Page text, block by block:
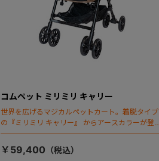
コムペット ミリミリ キャリー
世界を広げるマジカルペットカート。着脱タイプ
の『ミリミリ キャリー』 からアースカラーが登
場！
￥59,400